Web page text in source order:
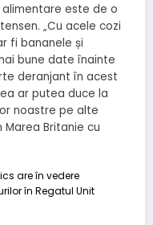
este de o
„Cu acele cozi
fi bananele și
bune date înainte
deranjant în acest
ar putea duce la
noastre pe alte
Britanie cu